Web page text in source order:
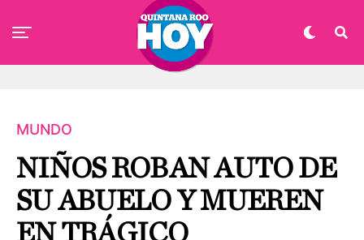
MUNDO
NIÑOS ROBAN AUTO DE
SU ABUELO Y MUEREN
EN TRÁGICO